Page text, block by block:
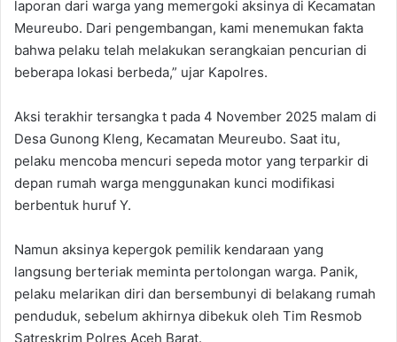
laporan dari warga yang memergoki aksinya di Kecamatan
Meureubo. Dari pengembangan, kami menemukan fakta
bahwa pelaku telah melakukan serangkaian pencurian di
beberapa lokasi berbeda,” ujar Kapolres.
Aksi terakhir tersangka t pada 4 November 2025 malam di
Desa Gunong Kleng, Kecamatan Meureubo. Saat itu,
pelaku mencoba mencuri sepeda motor yang terparkir di
depan rumah warga menggunakan kunci modifikasi
berbentuk huruf Y.
Namun aksinya kepergok pemilik kendaraan yang
langsung berteriak meminta pertolongan warga. Panik,
pelaku melarikan diri dan bersembunyi di belakang rumah
penduduk, sebelum akhirnya dibekuk oleh Tim Resmob
Satreskrim Polres Aceh Barat.